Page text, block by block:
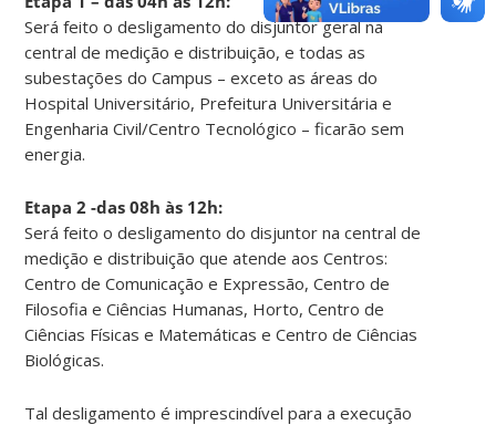
Será feito o desligamento do disjuntor geral na
central de medição e distribuição, e todas as
subestações do Campus – exceto as áreas do
Hospital Universitário, Prefeitura Universitária e
Engenharia Civil/Centro Tecnológico – ficarão sem
energia.
Etapa 2 -das 08h às 12h:
Será feito o desligamento do disjuntor na central de
medição e distribuição que atende aos Centros:
Centro de Comunicação e Expressão, Centro de
Filosofia e Ciências Humanas, Horto, Centro de
Ciências Físicas e Matemáticas e Centro de Ciências
Biológicas.
Tal desligamento é imprescindível para a execução